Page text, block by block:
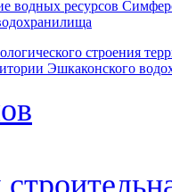
Эшкаконского